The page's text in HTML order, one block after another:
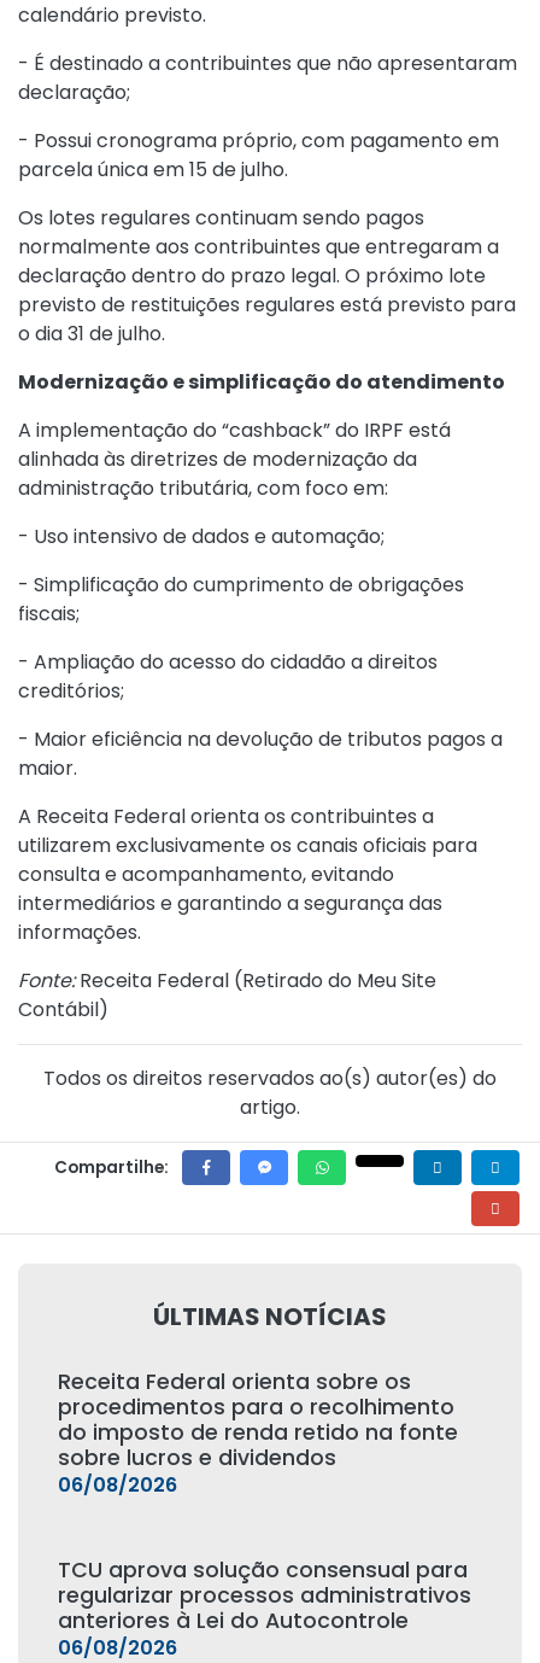
calendário previsto.
- É destinado a contribuintes que não apresentaram
declaração;
- Possui cronograma próprio, com pagamento em
parcela única em 15 de julho.
Os lotes regulares continuam sendo pagos
normalmente aos contribuintes que entregaram a
declaração dentro do prazo legal. O próximo lote
previsto de restituições regulares está previsto para
o dia 31 de julho.
Modernização e simplificação do atendimento
A implementação do “cashback” do IRPF está
alinhada às diretrizes de modernização da
administração tributária, com foco em:
- Uso intensivo de dados e automação;
- Simplificação do cumprimento de obrigações
fiscais;
- Ampliação do acesso do cidadão a direitos
creditórios;
- Maior eficiência na devolução de tributos pagos a
maior.
A Receita Federal orienta os contribuintes a
utilizarem exclusivamente os canais oficiais para
consulta e acompanhamento, evitando
intermediários e garantindo a segurança das
informações.
Fonte:Receita Federal (Retirado do Meu Site
Contábil)
Todos os direitos reservados ao(s) autor(es) do
artigo.
Compartilhe:
ÚLTIMAS NOTÍCIAS
Receita Federal orienta sobre os
procedimentos para o recolhimento
do imposto de renda retido na fonte
sobre lucros e dividendos
06/08/2026
TCU aprova solução consensual para
regularizar processos administrativos
anteriores à Lei do Autocontrole
06/08/2026